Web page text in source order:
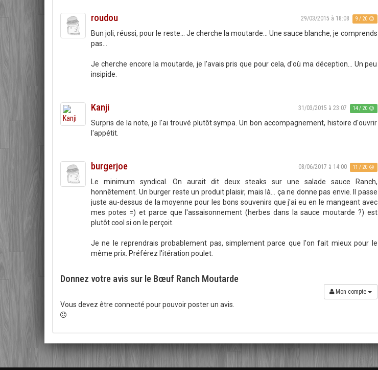
roudou 29/03/2015 à 18:08 9 / 20
Bun joli, réussi, pour le reste... Je cherche la moutarde... Une sauce blanche, je comprends
pas...
Je cherche encore la moutarde, je l'avais pris que pour cela, d'où ma déception... Un peu
insipide.
Kanji 31/03/2015 à 23:07 14 / 20
Surpris de la note, je l'ai trouvé plutôt sympa. Un bon accompagnement, histoire d'ouvrir
l'appétit.
burgerjoe 08/06/2017 à 14:00 11 / 20
Le minimum syndical. On aurait dit deux steaks sur une salade sauce Ranch,
honnêtement. Un burger reste un produit plaisir, mais là… ça ne donne pas envie. Il passe
juste au-dessus de la moyenne pour les bons souvenirs que j'ai eu en le mangeant avec
mes potes =) et parce que l'assaisonnement (herbes dans la sauce moutarde ?) est
plutôt cool si on le perçoit.
Je ne le reprendrais probablement pas, simplement parce que l'on fait mieux pour le
même prix. Préférez l'itération poulet.
Donnez votre avis sur le Bœuf Ranch Moutarde
Mon compte
Vous devez être connecté pour pouvoir poster un avis.